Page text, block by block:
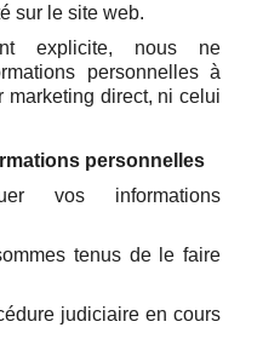
sur le site web.
explicite, nous ne
personnelles à
marketing direct, ni celui
personnelles
vos informations
tenus de le faire
judiciaire en cours